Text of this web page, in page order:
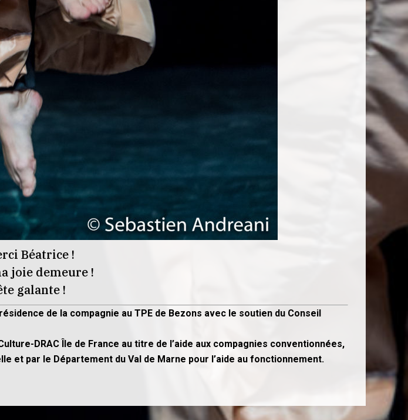
Béatrice !
joie demeure !
galante !
de la compagnie au TPE de Bezons avec le soutien du Conseil
DRAC Île de France au titre de l’aide aux compagnies conventionnées,
et par le Département du Val de Marne pour l’aide au fonctionnement.